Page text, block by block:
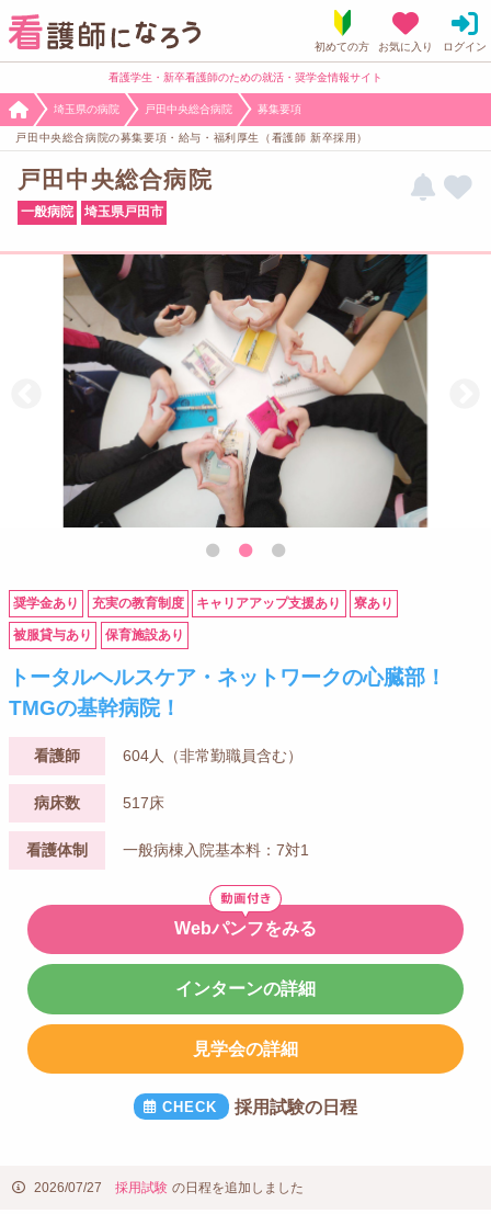
看護学生・新卒看護師のための就活・奨学金情報サイト
埼玉県の病院 戸田中央総合病院 募集要項
戸田中央総合病院の募集要項・給与・福利厚生（看護師 新卒採用）
戸田中央総合病院
一般病院 埼玉県戸田市
奨学金あり 充実の教育制度 キャリアアップ支援あり 寮あり
被服貸与あり 保育施設あり
トータルヘルスケア・ネットワークの心臓部！
TMGの基幹病院！
看護師 604人（非常勤職員含む）
病床数 517床
看護体制 一般病棟入院基本料：7対1
Webパンフをみる
インターンの詳細
見学会の詳細
採用試験の日程
2026/07/27 採用試験 の日程を追加しました